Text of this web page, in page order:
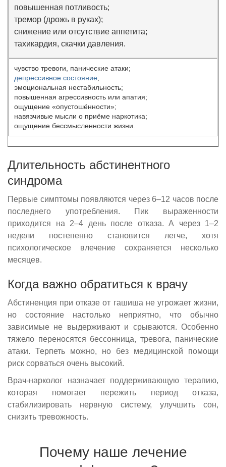
повышенная потливость;
тремор (дрожь в руках);
снижение или отсутствие аппетита;
тахикардия, скачки давления.
чувство тревоги, панические атаки;
депрессивное состояние;
эмоциональная нестабильность;
повышенная агрессивность или апатия;
ощущение «опустошённости»;
навязчивые мысли о приёме наркотика;
ощущение бессмысленности жизни.
Длительность абстинентного
синдрома
Первые симптомы появляются через 6–12 часов после
последнего употребления. Пик выраженности
приходится на 2–4 день после отказа. А через 1–2
недели постепенно становится легче, хотя
психологическое влечение сохраняется несколько
месяцев.
Когда важно обратиться к врачу
Абстиненция при отказе от гашиша не угрожает жизни,
но состояние настолько неприятно, что обычно
зависимые не выдерживают и срываются. Особенно
тяжело переносятся бессонница, тревога, панические
атаки. Терпеть можно, но без медицинской помощи
риск сорваться очень высокий.
Врач-нарколог назначает поддерживающую терапию,
которая помогает пережить период отказа,
стабилизировать нервную систему, улучшить сон,
снизить тревожность.
Почему наше лечение